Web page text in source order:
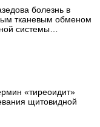
болезнь в
тканевым обменом
системы…
«тиреоидит»
щитовидной